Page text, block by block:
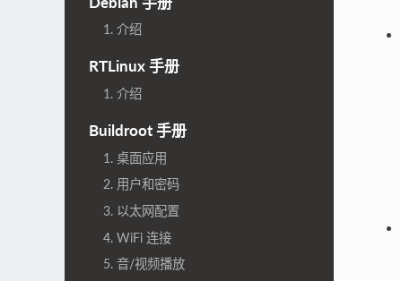
1. 介绍
RTLinux 手册
1. 介绍
Buildroot 手册
1. 桌面应用
2. 用户和密码
3. 以太网配置
4. WiFi 连接
5. 音/视频播放